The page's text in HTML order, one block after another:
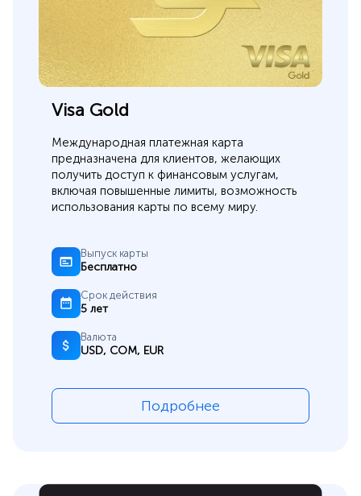
Visa Gold
Международная платежная карта
предназначена для клиентов, желающих
получить доступ к финансовым услугам,
включая повышенные лимиты, возможность
использования карты по всему миру.
Выпуск карты
Бесплатно
Срок действия
5 лет
Валюта
USD, СОМ, EUR
Подробнее